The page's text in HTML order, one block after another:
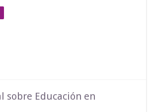
sobre Educación en